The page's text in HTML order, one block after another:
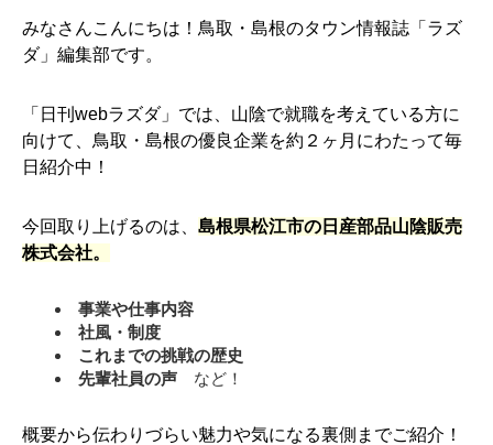
みなさんこんにちは！鳥取・島根のタウン情報誌「ラズ
ダ」編集部です。
「日刊webラズダ」では、山陰で就職を考えている方に
向けて、鳥取・島根の優良企業を約２ヶ月にわたって毎
日紹介中！
今回取り上げるのは、 島根県松江市の日産部品山陰販売
株式会社。
事業や仕事内容
社風・制度
これまでの挑戦の歴史
先輩社員の声 など！
概要から伝わりづらい魅力や気になる裏側までご紹介！